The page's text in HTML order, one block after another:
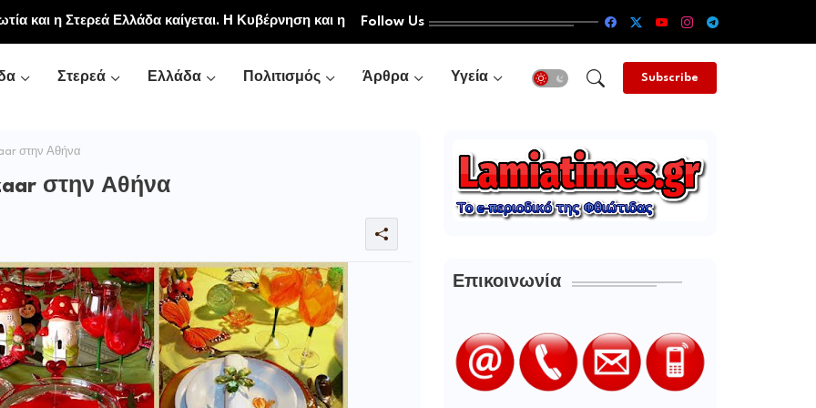
και η Στερεά Ελλάδα καίγεται. Η Κυβέρνηση και η
και Κοινοβιακή Μονή Μεταμορφώσεως του Follow Us
Στερεά Ελλάδα Πολιτισμός Άρθρα Υγεία Subscribe
στην Αθήνα
στην Αθήνα
Επικοινωνία